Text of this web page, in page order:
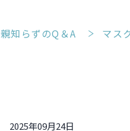
親知らずのQ＆A マス
2025年09月24日